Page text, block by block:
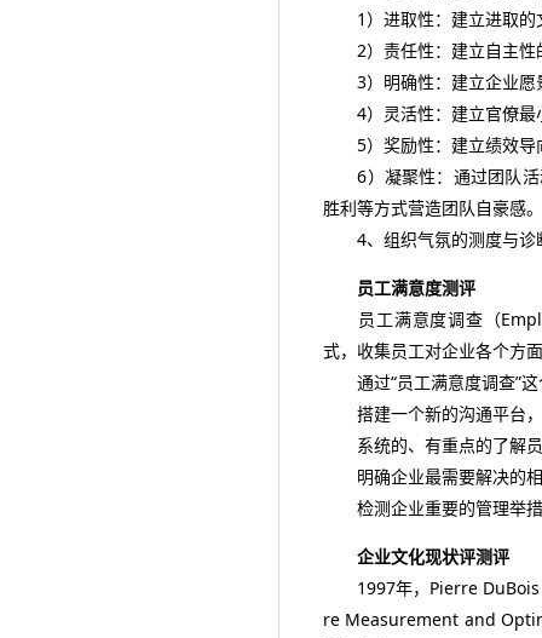
1）进取性：建立进取的
2）责任性：建立自主性
3）明确性：建立企业愿
4）灵活性：建立官僚最
5）奖励性：建立绩效导
6）凝聚性：通过团队活
胜利等方式营造团队自豪感。
4、组织气氛的测度与诊
员工满意度测评
员工满意度调查（
式，收集员工对企业各个方
通过“员工满意度调查”
搭建一个新的沟通平台
系统的、有重点的了解员
明确企业最需要解决的
检测企业重要的管理举措
企业文化现状评测评
1997年，Pierre DuBois
re Measurement and